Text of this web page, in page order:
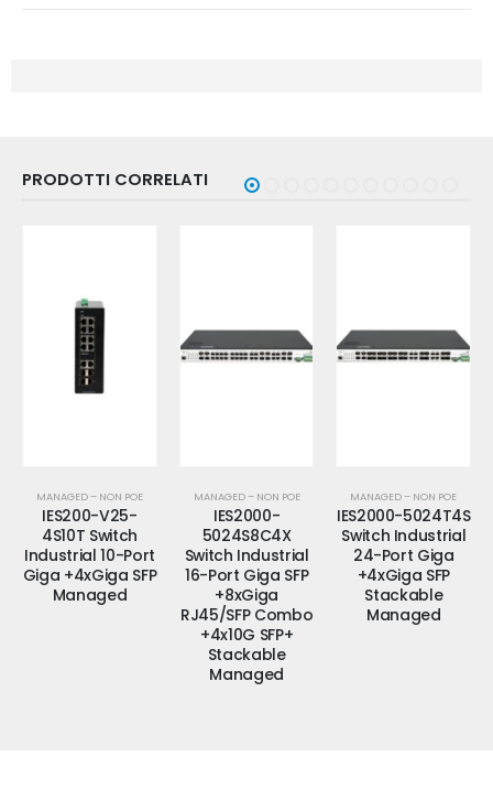
PRODOTTI CORRELATI
MANAGED – NON POE
IES200-V25-
4S10T Switch
Industrial 10-Port
Giga +4xGiga SFP
Managed
MANAGED – NON POE
IES2000-
5024S8C4X
Switch Industrial
16-Port Giga SFP
+8xGiga
RJ45/SFP Combo
+4x10G SFP+
Stackable
Managed
MANAGED – NON POE
IES2000-5024T4S
Switch Industrial
24-Port Giga
+4xGiga SFP
Stackable
Managed